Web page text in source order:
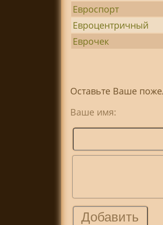
Евроспорт
Евроцентричный
Еврочек
Оставьте Ваше
Ваше имя: